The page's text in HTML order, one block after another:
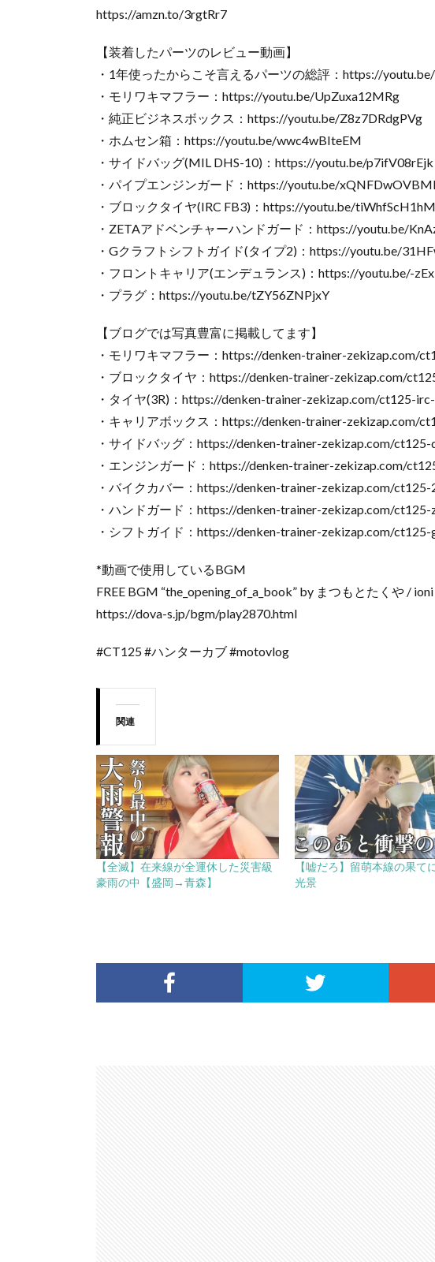
https://amzn.to/3rgtRr7
【装着したパーツのレビュー動画】
・1年使ったからこそ言えるパーツの総評：https://
・モリワキマフラー：https://youtu.be/UpZuxa12MRg
・純正ビジネスボックス：https://youtu.be/Z8z7DRdgPVg
・ホムセン箱：https://youtu.be/wwc4wBIteEM
・サイドバッグ(MIL DHS-10)：https://youtu.be/p7ifV08rEjk
・パイプエンジンガード：https://youtu.be/
・ブロックタイヤ(IRC FB3)：https://youtu.be/tiWhfScH1hM
・ZETAアドベンチャーハンドガード：https://youtu.be/
・Gクラフトシフトガイド(タイプ2)：https://youtu.be/
・フロントキャリア(エンデュランス)：https://youtu.be/-
・プラグ：https://youtu.be/tZY56ZNPjxY
【ブログでは写真豊富に掲載してます】
・モリワキマフラー：https://denken-trainer-zekizap.com/
・ブロックタイヤ：https://denken-trainer-zekizap.com/
・タイヤ(3R)：https://denken-trainer-zekizap.com/ct125-
・キャリアボックス：https://denken-trainer-zekizap.com/
・サイドバッグ：https://denken-trainer-zekizap.com/
・エンジンガード：https://denken-trainer-zekizap.com/
・バイクカバー：https://denken-trainer-zekizap.com/ct125-
・ハンドガード：https://denken-trainer-zekizap.com/
・シフトガイド：https://denken-trainer-zekizap.com/
*動画で使用しているBGM
FREE BGM “the_opening_of_a_book” by まつもとたくや / ioni
https://dova-s.jp/bgm/play2870.html
#CT125 #ハンターカブ #motovlog
関連
【全滅】在来線が全運休した災害級
豪雨の中【盛岡→青森】
【嘘だろ】留萌本線の果て
光景